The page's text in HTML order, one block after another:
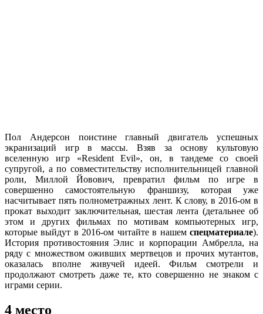
Пол Андерсон поистине главный двигатель успешных
экранизаций игр в массы. Взяв за основу культовую
вселенную игр «Resident Evil», он, в тандеме со своей
супругой, а по совместительству исполнительницей главной
роли, Миллой Йовович, превратил фильм по игре в
совершенно самостоятельную франшизу, которая уже
насчитывает пять полнометражных лент. К слову, в 2016-ом в
прокат выходит заключительная, шестая лента (детальнее об
этом и других фильмах по мотивам компьютерных игр,
которые выйдут в 2016-ом читайте в нашем спецматериале).
История противостояния Элис и корпорации Амбрелла, на
ряду с множеством оживших мертвецов и прочих мутантов,
оказалась вполне живучей идеей. Фильм смотрели и
продолжают смотреть даже те, кто совершенно не знаком с
играми серии.
4 место